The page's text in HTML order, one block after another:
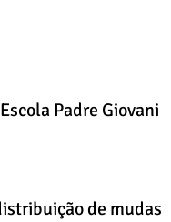
Padre Giovani
de mudas